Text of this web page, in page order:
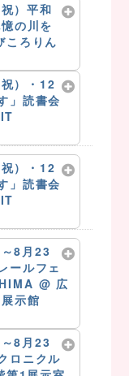
）平和
の川を
ころりん
）・12
」読書会
）・12
」読書会
8月23
ールフェ
@ 広
示館
8月23
ロニクル